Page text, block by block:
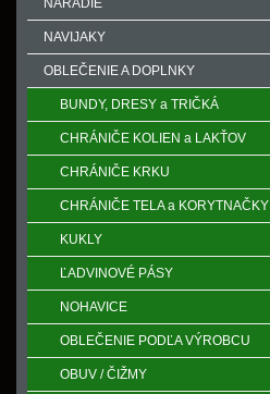
NÁRADIE
NAVIJAKY
OBLEČENIE A DOPLNKY
BUNDY, DRESY a TRIČKÁ
CHRÁNIČE KOLIEN a LAKŤOV
CHRÁNIČE KRKU
CHRÁNIČE TELA a KORYTNAČKY
KUKLY
ĽADVINOVÉ PÁSY
NOHAVICE
OBLEČENIE PODĽA VÝROBCU
OBUV / ČIŽMY